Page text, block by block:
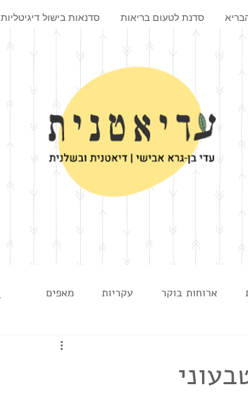
סדנת לטעום בריאות סדנאות בישול דיגיטליות
ארוחות בוקר עקריות מאפים